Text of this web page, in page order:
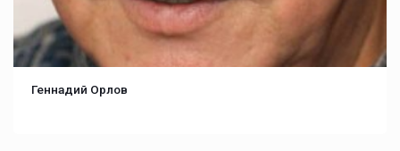
Геннадий Орлов